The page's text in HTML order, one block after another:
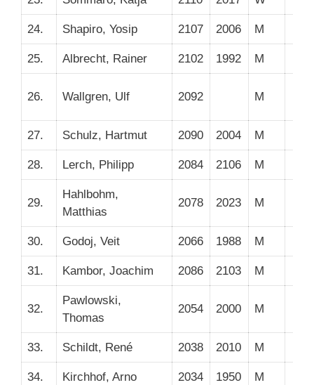
24. Shapiro, Yosip 2107 2006 M
25. Albrecht, Rainer 2102 1992 M
26. Wallgren, Ulf 2092 M
27. Schulz, Hartmut 2090 2004 M
28. Lerch, Philipp 2084 2106 M
29.
Hahlbohm,
Matthias
2078 2023 M
30. Godoj, Veit 2066 1988 M
31. Kambor, Joachim 2086 2103 M
32.
Pawlowski,
Thomas
2054 2000 M
33. Schildt, René 2038 2010 M
34. Kirchhof, Arno 2034 1950 M